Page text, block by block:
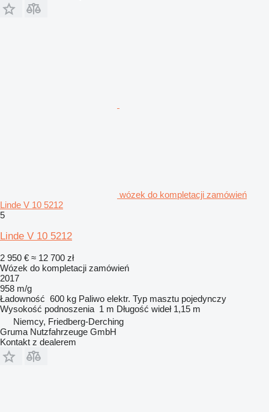
wózek do kompletacji zamówień
Linde V 10 5212
5
Linde V 10 5212
2 950 € ≈ 12 700 zł
Wózek do kompletacji zamówień
2017
958 m/g
Ładowność 600 kg Paliwo elektr. Typ masztu pojedynczy
Wysokość podnoszenia 1 m Długość wideł 1,15 m
Niemcy, Friedberg-Derching
Gruma Nutzfahrzeuge GmbH
Kontakt z dealerem